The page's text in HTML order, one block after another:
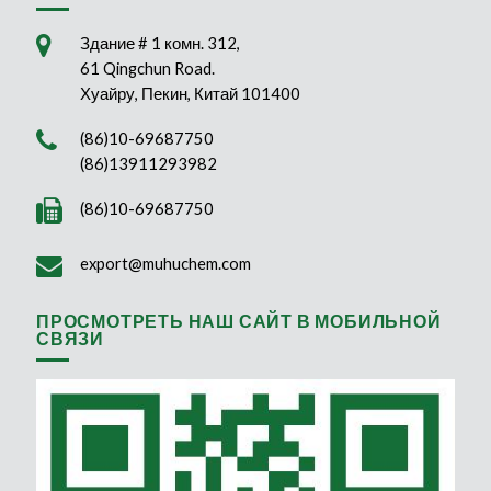
Здание # 1 комн. 312,
61 Qingchun Road.
Хуайру, Пекин, Китай 101400
(86)10-69687750
(86)13911293982
(86)10-69687750
export@muhuchem.com
ПРОСМОТРЕТЬ НАШ САЙТ В МОБИЛЬНОЙ
СВЯЗИ